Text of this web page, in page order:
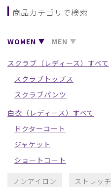
商品カテゴリで検索
WOMEN MEN
スクラブ（レディース）すべて
スクラブトップス
スクラブパンツ
白衣（レディース）すべて
ドクターコート
ジャケット
ショートコート
ノンアイロン ストレッチ